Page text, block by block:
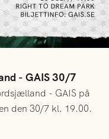
- GAIS 30/7
- GAIS på
den 30/7 kl. 19.00.